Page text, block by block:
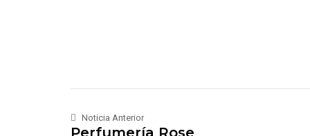
Noticia Anterior
Perfumería Rose